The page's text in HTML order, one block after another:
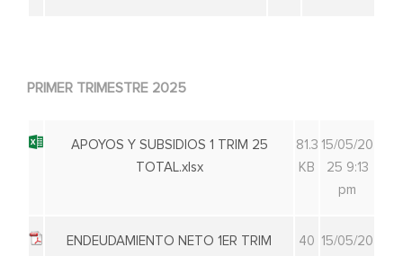
PRIMER TRIMESTRE 2025
APOYOS Y SUBSIDIOS 1 TRIM 25
TOTAL.xlsx
81.3
KB
15/05/20
25 9:13
pm
ENDEUDAMIENTO NETO 1ER TRIM
40 15/05/20